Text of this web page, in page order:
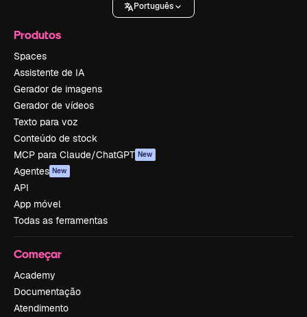
Português
Produtos
Spaces
Assistente de IA
Gerador de imagens
Gerador de vídeos
Texto para voz
Conteúdo de stock
MCP para Claude/ChatGPT New
Agentes New
API
App móvel
Todas as ferramentas
Começar
Academy
Documentação
Atendimento